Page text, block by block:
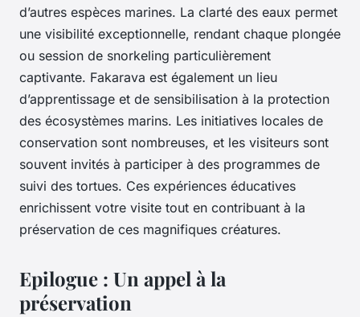
d’autres espèces marines. La clarté des eaux permet
une visibilité exceptionnelle, rendant chaque plongée
ou session de snorkeling particulièrement
captivante. Fakarava est également un lieu
d’apprentissage et de sensibilisation à la protection
des écosystèmes marins. Les initiatives locales de
conservation sont nombreuses, et les visiteurs sont
souvent invités à participer à des programmes de
suivi des tortues. Ces expériences éducatives
enrichissent votre visite tout en contribuant à la
préservation de ces magnifiques créatures.
Epilogue : Un appel à la
préservation